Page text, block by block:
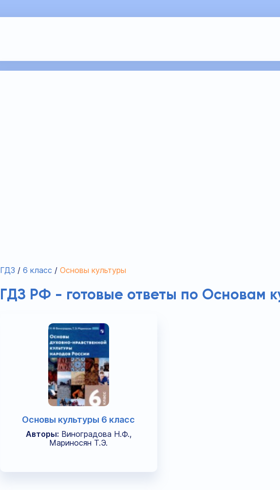
ГДЗ 6 класс Основы культуры
ГДЗ РФ - готовые ответы по Основам
Основы культуры 6 класс
Авторы: Виноградова Н.Ф.,
Мариносян Т.Э.